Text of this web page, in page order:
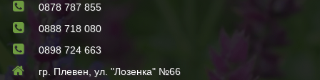
0878 787 855
0888 718 080
0898 724 663
гр. Плевен, ул. "Лозенка" №66